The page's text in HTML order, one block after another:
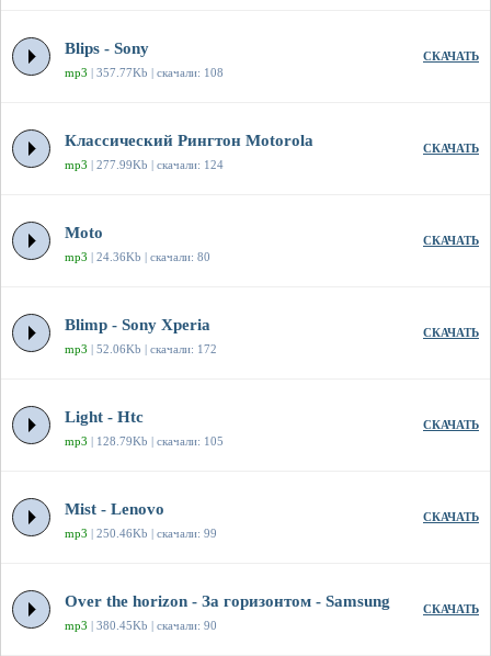
Blips - Sony
mp3 | 357.77Kb | скачали: 108
СКАЧАТЬ
Классический Рингтон Motorola
mp3 | 277.99Kb | скачали: 124
СКАЧАТЬ
Moto
mp3 | 24.36Kb | скачали: 80
СКАЧАТЬ
Blimp - Sony Xperia
mp3 | 52.06Kb | скачали: 172
СКАЧАТЬ
Light - Htc
mp3 | 128.79Kb | скачали: 105
СКАЧАТЬ
Mist - Lenovo
mp3 | 250.46Kb | скачали: 99
СКАЧАТЬ
Over the horizon - За горизонтом - Samsung
mp3 | 380.45Kb | скачали: 90
СКАЧАТЬ